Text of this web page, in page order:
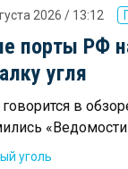
2026 / 13:12
порты РФ
угля
в
уголь